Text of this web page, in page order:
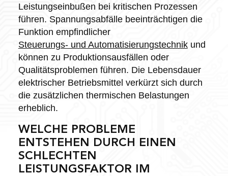
Leistungseinbußen bei kritischen Prozessen
führen. Spannungsabfälle beeinträchtigen die
Funktion empfindlicher
Steuerungs- und Automatisierungstechnikund
können zu Produktionsausfällen oder
Qualitätsproblemen führen. Die Lebensdauer
elektrischer Betriebsmittel verkürzt sich durch
die zusätzlichen thermischen Belastungen
erheblich.
WELCHE PROBLEME
ENTSTEHEN DURCH EINEN
SCHLECHTEN
LEISTUNGSFAKTOR IM